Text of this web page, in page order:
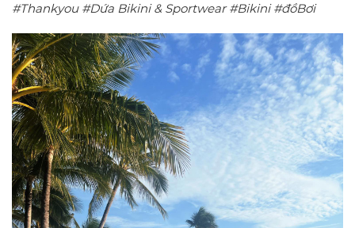
#Thankyou #Dứa Bikini & Sportwear #Bikini #đồBơi